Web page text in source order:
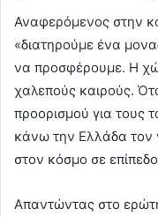
Αναφερόμενος στην
«διατηρούμε ένα
να προσφέρουμε. Η
χαλεπούς καιρούς.
προορισμού για τους
κάνω την Ελλάδα τον
στον κόσμο σε
Απαντώντας στο